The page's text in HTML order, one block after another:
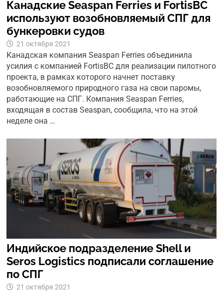
Канадские Seaspan Ferries и FortisBC
используют возобновляемый СПГ для
бункеровки судов
21 октября 2021
Канадская компания Seaspan Ferries объединила
усилия с компанией FortisBC для реализации пилотного
проекта, в рамках которого начнет поставку
возобновляемого природного газа на свои паромы,
работающие на СПГ. Компания Seaspan Ferries,
входящая в состав Seaspan, сообщила, что на этой
неделе она …
Индийское подразделение Shell и
Seros Logistics подписали соглашение
по СПГ
21 октября 2021